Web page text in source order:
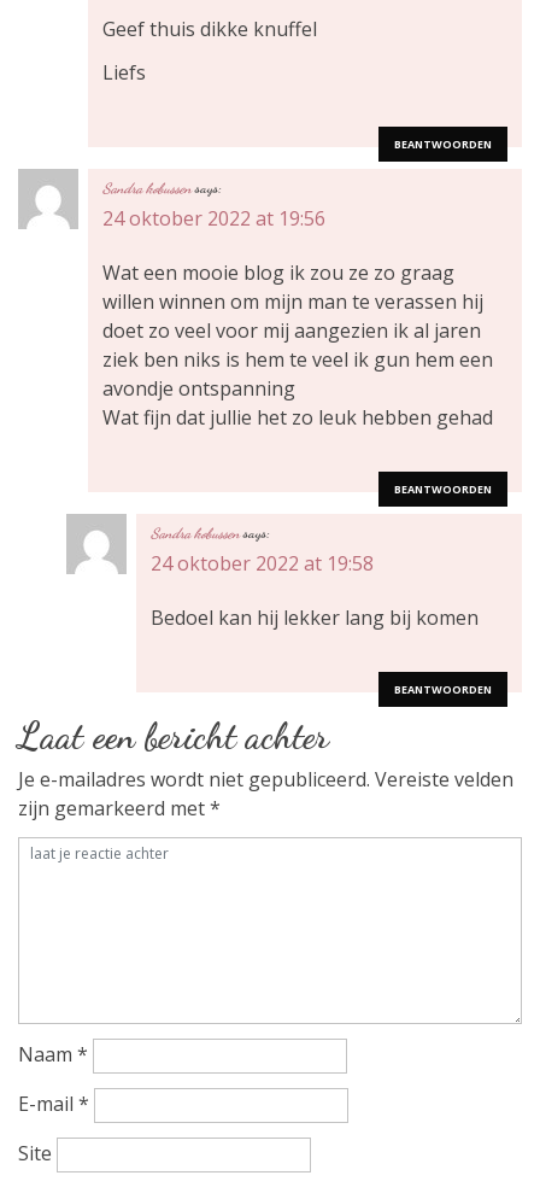
e
Geef thuis dikke knuffel
Liefs
BEANTWOORDEN
Sandra kobussen says:
24 oktober 2022 at 19:56
Wat een mooie blog ik zou ze zo graag
willen winnen om mijn man te verassen hij
doet zo veel voor mij aangezien ik al jaren
ziek ben niks is hem te veel ik gun hem een
avondje ontspanning
Wat fijn dat jullie het zo leuk hebben gehad
BEANTWOORDEN
Sandra kobussen says:
24 oktober 2022 at 19:58
Bedoel kan hij lekker lang bij komen
BEANTWOORDEN
Laat een bericht achter
Je e-mailadres wordt niet gepubliceerd. Vereiste velden
zijn gemarkeerd met*
Naam *
E-mail *
Site